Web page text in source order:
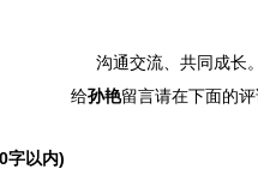
沟通交流、共同成长
给孙艳留言请在下面的评
字以内)